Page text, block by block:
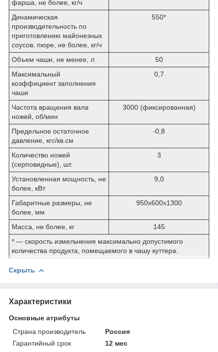
фарша, не более, кг/ч
Динамическая
производительность по
приготовлению майонезных
соусов, пюре, не более, кг/ч
550*
Объем чаши, не менее, л
50
Максимальный
коэффициент заполнения
чаши
0,7
Частота вращения вала
ножей, об/мин
3000 (фиксированная)
Предельное остаточное
давление, кгс/кв.см
-0,8
Количество ножей
(серповидные), шт.
3
Установленная мощность, не
более, кВт
9,0
Габаритные размеры, не
более, мм
950х600х1300
Масса, не более, кг
145
* ― скорость измельчения максимально допустимого
количества продукта, помещаемого в чашу куттера.
Скрыть
Характеристики
Основные атрибуты
Страна производитель
Россия
Гарантийный срок
12 мес